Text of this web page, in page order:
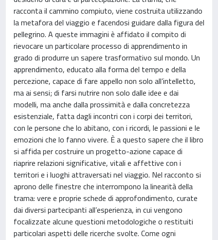
racconta il cammino compiuto, viene costruita utilizzando
la metafora del viaggio e facendosi guidare dalla figura del
pellegrino. A queste immagini è affidato il compito di
rievocare un particolare processo di apprendimento in
grado di produrre un sapere trasformativo sul mondo. Un
apprendimento, educato alla forma del tempo e della
percezione, capace di fare appello non solo all’intelletto,
ma ai sensi; di farsi nutrire non solo dalle idee e dai
modelli, ma anche dalla prossimità e dalla concretezza
esistenziale, fatta dagli incontri con i corpi dei territori,
con le persone che lo abitano, con i ricordi, le passioni e le
emozioni che lo fanno vivere. È a questo sapere che il libro
si affida per costruire un progetto-azione capace di
riaprire relazioni significative, vitali e affettive con i
territori e i luoghi attraversati nel viaggio. Nel racconto si
aprono delle finestre che interrompono la linearità della
trama: vere e proprie schede di approfondimento, curate
dai diversi partecipanti all’esperienza, in cui vengono
focalizzate alcune questioni metodologiche o restituiti
particolari aspetti delle ricerche svolte. Come ogni